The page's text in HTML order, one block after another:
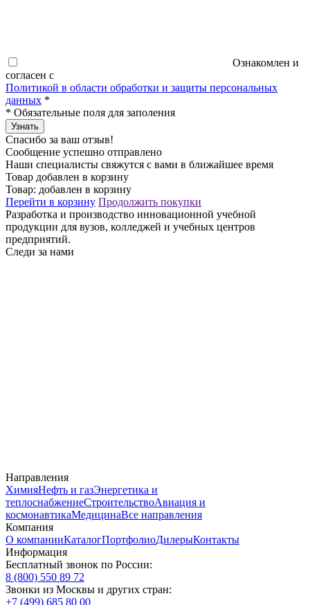
Ознакомлен и
согласен с
Политикой в области обработки и защиты персональных
данных *
* Обязательные поля для заполения
Узнать
Спасибо за ваш отзыв!
Сообщение успешно отправлено
Наши специалисты свяжутся с вами в ближайшее время
Товар добавлен в корзину
Товар: добавлен в корзину
Перейти в корзину Продолжить покупки
Разработка и производство инновационной учебной
продукции для вузов, колледжей и учебных центров
предприятий.
Следи за нами
Направления
ХимияНефть и газЭнергетика и
теплоснабжениеСтроительствоАвиация и
космонавтикаМедицинаВсе направления
Компания
О компанииКаталогПортфолиоДилерыКонтакты
Информация
Бесплатный звонок по России:
8 (800) 550 89 72
Звонки из Москвы и других стран:
+7 (499) 685 80 00